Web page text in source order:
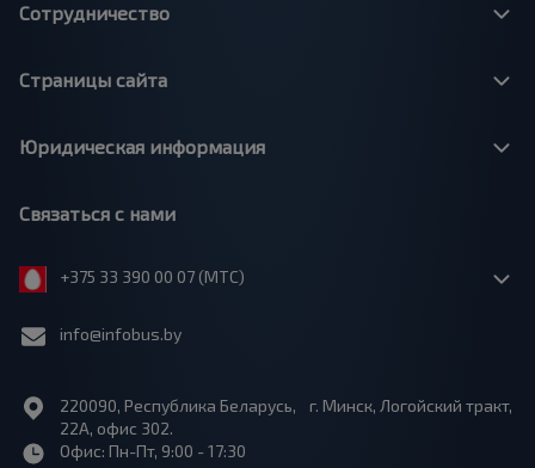
Сотрудничество
Страницы сайта
Юридическая информация
Связаться с нами
+375 33 390 00 07 (МТС)
info@infobus.by
220090, Республика Беларусь, г. Минск, Логойский тракт,
22А, офис 302.
Офис: Пн-Пт, 9:00 - 17:30